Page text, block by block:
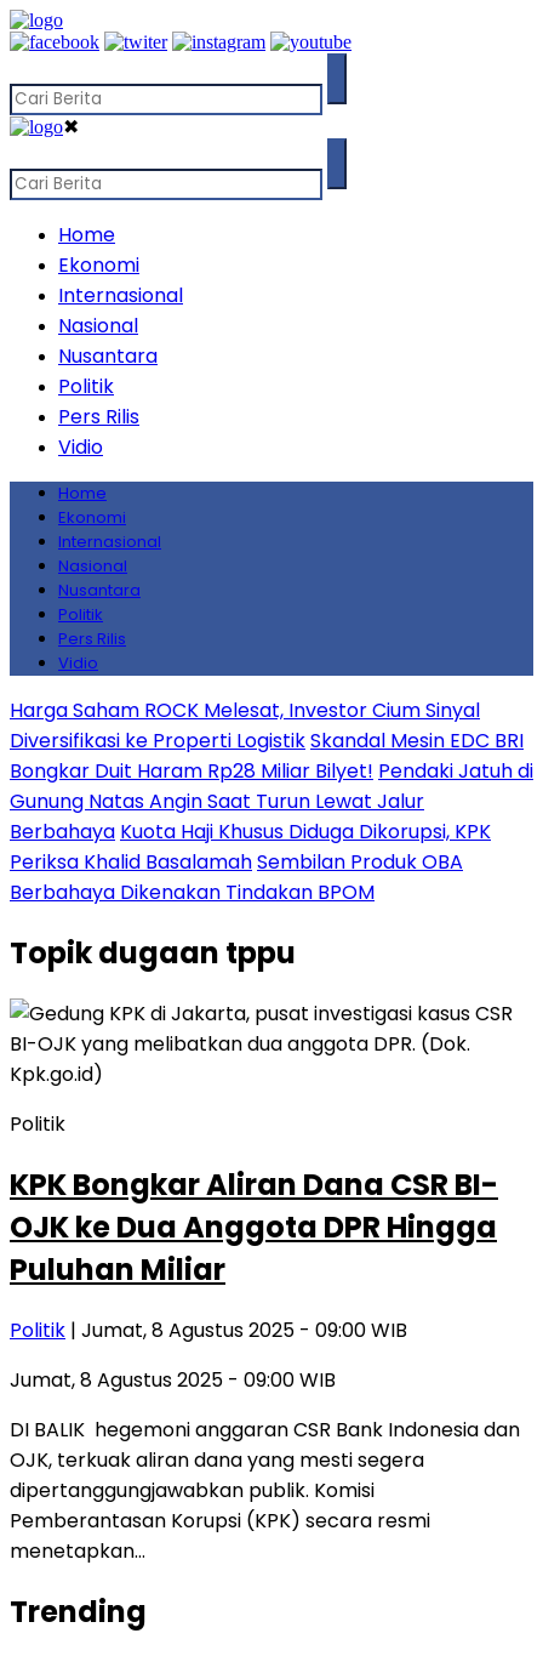
✖
Home
Ekonomi
Internasional
Nasional
Nusantara
Politik
Pers Rilis
Vidio
Home
Ekonomi
Internasional
Nasional
Nusantara
Politik
Pers Rilis
Vidio
Harga Saham ROCK Melesat, Investor Cium Sinyal
Diversifikasi ke Properti LogistikSkandal Mesin EDC BRI
Bongkar Duit Haram Rp28 Miliar Bilyet! Pendaki Jatuh di
Gunung Natas Angin Saat Turun Lewat Jalur
Berbahaya Kuota Haji Khusus Diduga Dikorupsi, KPK
Periksa Khalid BasalamahSembilan Produk OBA
Berbahaya Dikenakan Tindakan BPOM
Topikdugaan tppu
Politik
KPK Bongkar Aliran Dana CSR BI-
OJK ke Dua Anggota DPR Hingga
Puluhan Miliar
Politik | Jumat, 8 Agustus 2025 - 09:00 WIB
Jumat, 8 Agustus 2025 - 09:00 WIB
DI BALIK hegemoni anggaran CSR Bank Indonesia dan
OJK, terkuak aliran dana yang mesti segera
dipertanggungjawabkan publik. Komisi
Pemberantasan Korupsi (KPK) secara resmi
menetapkan…
Trending